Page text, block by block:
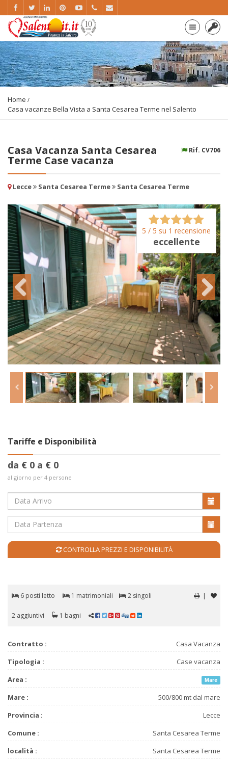
Home
Casa vacanze Bella Vista a Santa Cesarea Terme nel Salento
Rif. CV706
Casa Vacanza Santa Cesarea
Terme Case vacanza
Lecce Santa Cesarea Terme Santa Cesarea Terme
5 / 5 su 1 recensione
eccellente
Tariffe e Disponibilità
da € 0 a € 0
al giorno per 4 persone
CONTROLLA PREZZI E DISPONIBILITÀ
|
6 posti letto 1 matrimoniali 2 singoli
2 aggiuntivi 1 bagni
Contratto :
Casa Vacanza
Tipologia :
Case vacanza
Area :
Mare
Mare :
500/800 mt dal mare
Provincia :
Lecce
Comune :
Santa Cesarea Terme
località :
Santa Cesarea Terme